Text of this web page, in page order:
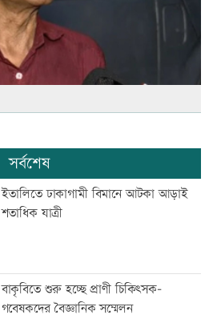
সর্বশেষ
ইতালিতে ঢাকাগামী বিমানে আটকা আড়াই
শতাধিক যাত্রী
বাকৃবিতে শুরু হচ্ছে প্রাণী চিকিৎসক-
গবেষকদের বৈজ্ঞানিক সম্মেলন